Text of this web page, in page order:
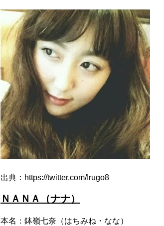
出典：https://twitter.com/Irugo8
ＮＡＮＡ（ナナ）
本名：鉢嶺七奈（はちみね・なな）